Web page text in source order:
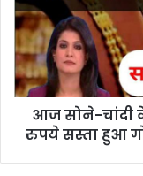
आज सोने-चांदी के
रुपये सस्ता हुआ